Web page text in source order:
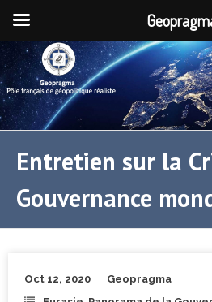
Entretien sur la
Gouvernance
Oct 12, 2020
Geopragma